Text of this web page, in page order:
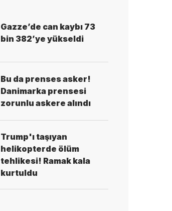
Gazze’de can kaybı 73
bin 382’ye yükseldi
Bu da prenses asker!
Danimarka prensesi
zorunlu askere alındı
Trump'ı taşıyan
helikopterde ölüm
tehlikesi! Ramak kala
kurtuldu